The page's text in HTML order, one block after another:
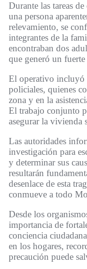
Durante las tareas
una persona
relevamiento, se
integrantes de la
encontraban dos
que generó un
El operativo incluyó
policiales, quienes
zona y en la
El trabajo conjunto
asegurar la vivienda
Las autoridades
investigación para
y determinar sus
resultarán
desenlace de esta
conmueve a todo
Desde los
importancia de
conciencia
en los hogares,
precaución puede